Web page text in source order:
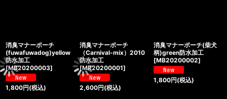
消臭マナーポーチ
(fuwafuwadog)yellow
防水加工
[MB20200003]
1,800円(税込)
消臭マナーポーチ
（Carnival-mix）2010
防水加工
[MR20200001]
2,600円(税込)
消臭マナーポーチ(柴犬
柄)green防水加工
[MB20200002]
1,800円(税込)